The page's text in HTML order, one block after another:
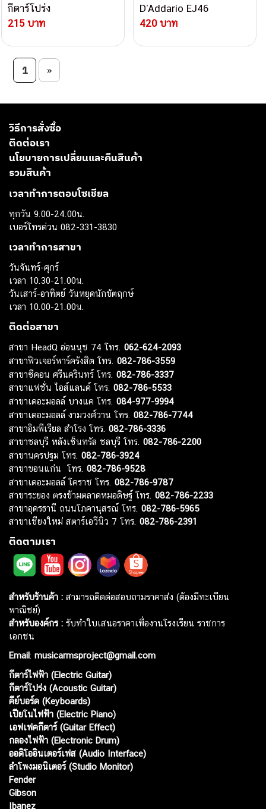
กีตาร์โปร่ง
215 บาท
D’Addario EJ46
420 บาท
Post navigation
1 »
วิธีการสั่งซื้อ
ติดต่อเรา
นโยบายการเปลี่ยนและคืนสินค้า
รวมสินค้า
เวลาทำการตอบโซเชียล
ทุกวัน 9.00-24.00น.
เบอร์โทรด่วน 082-331-3830
เวลาทำการสาขา
วันจันทร์-ศุกร์
เวลา 10.30-21.00น.
วันเสาร์-อาทิตย์ วันหยุดนักขัตฤกษ์
เวลา 10.00-21.00น.
ติดต่อสาขา
สาขา HeadQ อ่อนนุช 74 โทร. 062-624-2093
สาขาฟิวเจอร์พาร์ครังสิต โทร. 082-786-3559
สาขาซีคอน ศรีนครินทร์ โทร. 082-786-3337
สาขาแฟชั่น ไอส์แลนด์ โทร. 082-786-5533
สาขาเดอะมอลล์ บางแค โทร. 084-977-9994
สาขาเดอะมอลล์ งามวงศ์วาน โทร. 082-786-7744
สาขาอิมพีเรียล สำโรง โทร. 082-786-3336
สาขาชลบุรี หลังเซ็นทรัล ชลบุรี โทร. 082-786-2200
สาขานครปฐม โทร. 082-786-3924
สาขาขอนแก่น โทร. 082-786-9528
สาขาเดอะมอลล์ โคราช โทร. 082-786-9787
สาขาระยอง ตรงข้ามตลาดหมอดิษฐ์ โทร. 082-786-2233
สาขาอุดรธานี ถนนโภคานุสรณ์ โทร. 082-786-5965
สาขาเชียงใหม่ สตาร์เอวีนิว 7 โทร. 082-786-2391
ติดตามเรา
สำหรับร้านค้า : สามารถติดต่อสอบถามราคาส่ง (ต้องมีทะเบียน
พาณิชย์)
สำหรับองค์กร : รับทำใบเสนอราคาเพื่องานโรงเรียน ราชการ
เอกชน
Email: musicarmsproject@gmail.com
กีตาร์ไฟฟ้า (Electric Guitar)
กีตาร์โปร่ง (Acoustic Guitar)
คีย์บอร์ด (Keyboards)
เปียโนไฟฟ้า (Electric Piano)
เอฟเฟคกีตาร์ (Guitar Effect)
กลองไฟฟ้า (Electronic Drum)
ออดิโออินเตอร์เฟส (Audio Interface)
ลำโพงมอนิเตอร์ (Studio Monitor)
Fender
Gibson
Ibanez